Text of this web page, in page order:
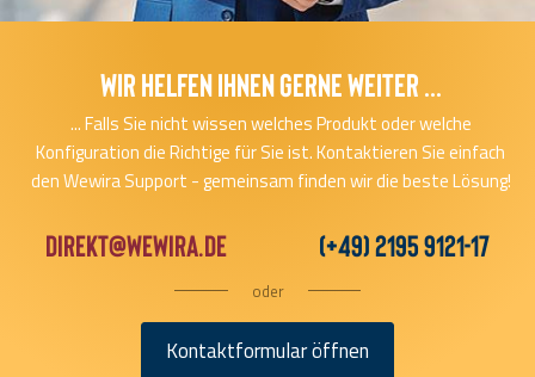
Wir helfen Ihnen gerne Weiter ...
... Falls Sie nicht wissen welches Produkt oder welche
Konfiguration die Richtige für Sie ist. Kontaktieren Sie einfach
den Wewira Support - gemeinsam finden wir die beste Lösung!
direkt@wewira.de (+49) 2195 9121-17
oder
Kontaktformular öffnen